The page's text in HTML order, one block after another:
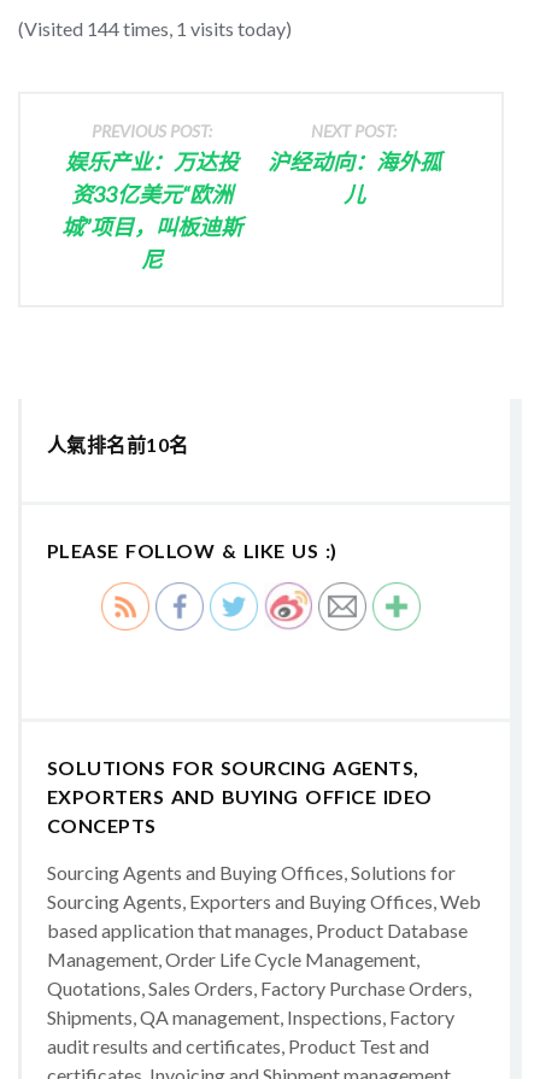
(Visited 144 times, 1 visits today)
PREVIOUS POST:
娱乐产业：万达投
资33亿美元“欧洲
城”项目，叫板迪斯
尼
NEXT POST:
沪经动向：海外孤
儿
人氣排名前10名
PLEASE FOLLOW & LIKE US :)
SOLUTIONS FOR SOURCING AGENTS,
EXPORTERS AND BUYING OFFICE IDEO
CONCEPTS
Sourcing Agents and Buying Offices, Solutions for
Sourcing Agents, Exporters and Buying Offices, Web
based application that manages, Product Database
Management, Order Life Cycle Management,
Quotations, Sales Orders, Factory Purchase Orders,
Shipments, QA management, Inspections, Factory
audit results and certificates, Product Test and
certificates, Invoicing and Shipment management,